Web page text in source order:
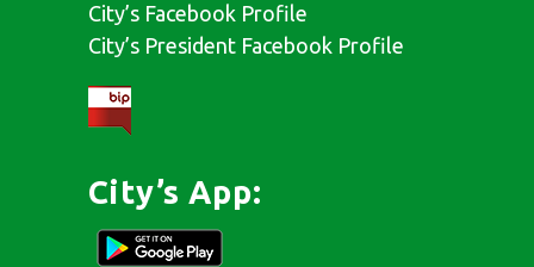
City’s Facebook Profile
City’s President Facebook Profile
City’s App: